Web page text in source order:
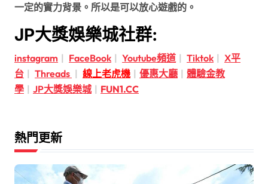
一定的實力背景。所以是可以放心遊戲的。
JP大獎娛樂城社群:
instagram | FaceBook | Youtube頻道 | Tiktok | X平
台 | Threads | 線上老虎機 | 優惠大廳 | 體驗金教
學 | JP大獎娛樂城 | FUN1.CC
熱門更新